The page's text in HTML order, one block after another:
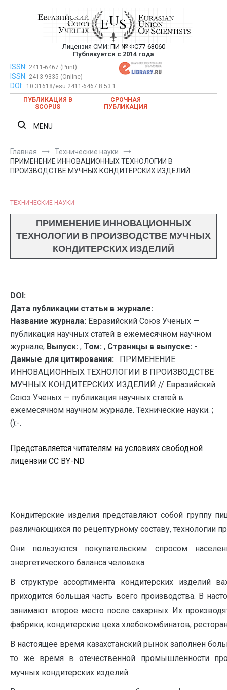
Евразийский Союз Ученых —
публикация научных статей в
ежемесячном научном журнале
Лицензия СМИ: ПИ № ФС77-63060
Публикуется с 2014 года
Евразийский Союз Ученых — публикация научных статей в
ежемесячном научном журнале
ISSN: 2411-6467 (Print)
ISSN: 2413-9335 (Online)
DOI:
10.31618/esu.2411-6467.8.53.1
ПУБЛИКАЦИЯ В
SCOPUS
СРОЧНАЯ
ПУБЛИКАЦИЯ
MENU
Главная
Технические науки
ПРИМЕНЕНИЕ ИННОВАЦИОННЫХ ТЕХНОЛОГИИ В
ПРОИЗВОДСТВЕ МУЧНЫХ КОНДИТЕРСКИХ ИЗДЕЛИЙ
ТЕХНИЧЕСКИЕ НАУКИ
ПРИМЕНЕНИЕ ИННОВАЦИОННЫХ
ТЕХНОЛОГИИ В ПРОИЗВОДСТВЕ МУЧНЫХ
КОНДИТЕРСКИХ ИЗДЕЛИЙ
DOI:
Дата публикации статьи в журнале:
Название журнала: Евразийский Союз Ученых —
публикация научных статей в ежемесячном научном
журнале, Выпуск: , Том: , Страницы в выпуске: -
Данные для цитирования: . ПРИМЕНЕНИЕ
ИННОВАЦИОННЫХ ТЕХНОЛОГИИ В ПРОИЗВОДСТВЕ
МУЧНЫХ КОНДИТЕРСКИХ ИЗДЕЛИЙ // Евразийский
Союз Ученых — публикация научных статей в
ежемесячном научном журнале. Технические науки. ;
():-.
Представляется читателям на условиях свободной
лицензии CC BY-ND
Кондитерские изделия представляют собой группу
различающихся по рецептурному составу, технологии
Они пользуются покупательским спросом
энергетического баланса человека.
В структуре ассортимента кондитерских
приходится большая часть всего производства. В
занимают второе место после сахарных. Их
фабрики, кондитерские цеха хлебокомбинатов,
В настоящее время казахстанский рынок заполнен
то же время в отечественной промышленности
мучных кондитерских изделий.